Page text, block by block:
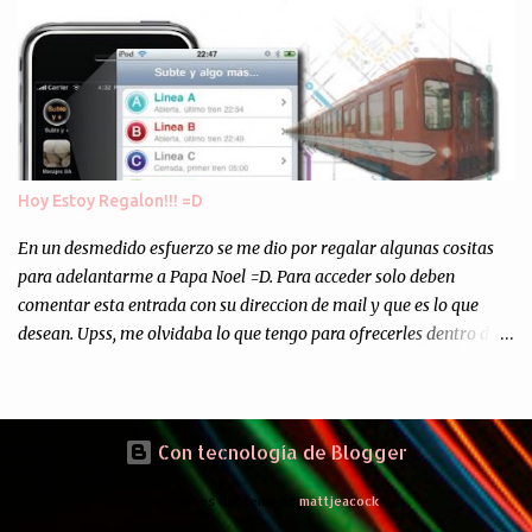
Asi, todos los residuos sonincinerados produciendo lo que los
ambientalistas llaman "La Pesadilla de la Edad Cibernetica". La
transmision es el Domingo 2 de diciembre a las 21:00 hs. Me
parecio muy interesante, no creo que lo pueda ver por la hora, asi
que los comentarios los dejo en sus manos...
Hoy Estoy Regalon!!! =D
En un desmedido esfuerzo se me dio por regalar algunas cositas
para adelantarme a Papa Noel =D. Para acceder solo deben
comentar esta entrada con su direccion de mail y que es lo que
desean. Upss, me olvidaba lo que tengo para ofrecerles dentro de
del Sr. Angel Traversi de AMT Desarrollos * 7 Invitaciones para
Google Wave , si bien ya son muchas las que estan dando vueltas,
nunca estan de mas. (*) Sobre Subtes y Algo Mas : La forma más
fácil de conocer el Subte de la Ciudad de Buenos Aires Sabias que
Con tecnología de Blogger
Imágenes del tema demattjeacock